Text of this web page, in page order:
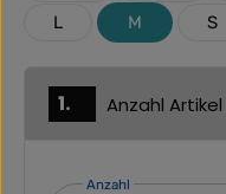
L
M S
1. Anzahl
Anzahl